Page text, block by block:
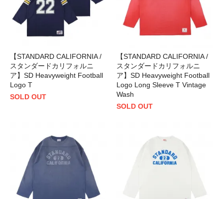
【STANDARD CALIFORNIA /
スタンダードカリフォルニ
ア】SD Heavyweight Football
Logo T
SOLD OUT
【STANDARD CALIFORNIA /
スタンダードカリフォルニ
ア】SD Heavyweight Football
Logo Long Sleeve T Vintage
Wash
SOLD OUT